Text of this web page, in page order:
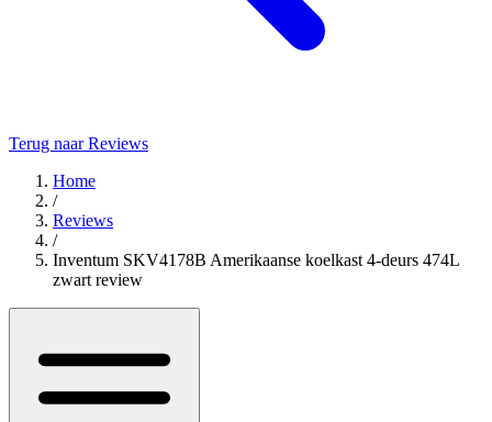
Terug naar Reviews
Home
/
Reviews
/
Inventum SKV4178B Amerikaanse koelkast 4-deurs 474L
zwart review